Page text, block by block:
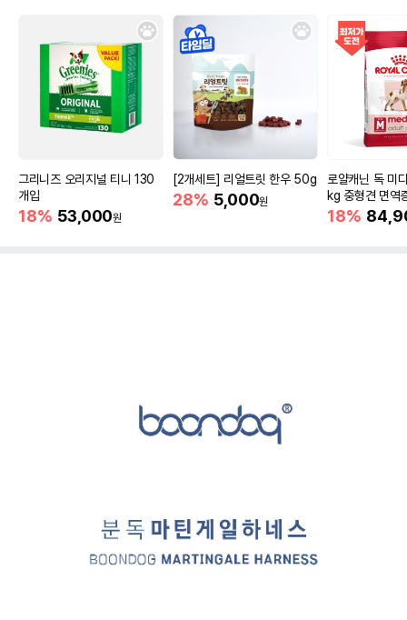
그리니즈 오리지널 티니 130
개입
18% 53,000원
[2개세트] 리얼트릿 한우 50g
28% 5,000원
로얄캐닌 독 미
kg 중형견 면역
18%